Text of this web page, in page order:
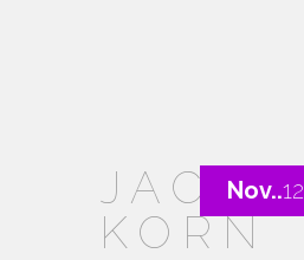
JACOB
KORN
Nov..12